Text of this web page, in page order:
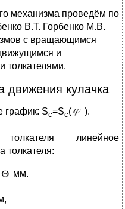
механизма проведём по
В.Т. Горбенко М.В.
с вращающимся
и
толкателями.
движения кулачка
график: Sc=Sc( ).
линейное
толкателя:
мм.